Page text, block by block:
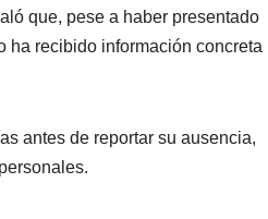
que, pese a haber presentado
ha recibido información concreta
antes de reportar su ausencia,